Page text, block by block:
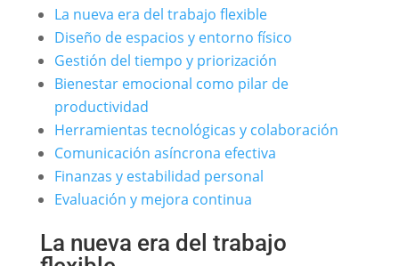
La nueva era del trabajo flexible
Diseño de espacios y entorno físico
Gestión del tiempo y priorización
Bienestar emocional como pilar de
productividad
Herramientas tecnológicas y colaboración
Comunicación asíncrona efectiva
Finanzas y estabilidad personal
Evaluación y mejora continua
La nueva era del trabajo